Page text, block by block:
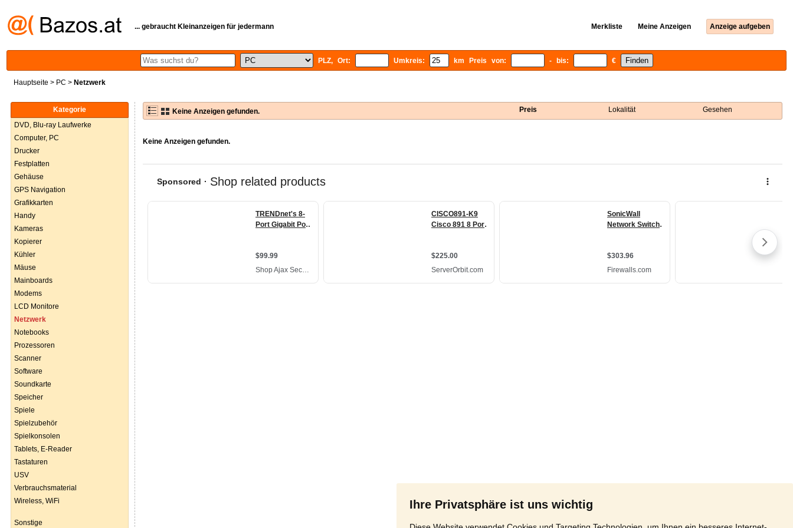
Ihre Privatsphäre ist uns wichtig
... gebraucht Kleinanzeigen für jedermann Merkliste Meine Anzeigen Anzeige aufgeben
PLZ, Ort: Umkreis: km Preis von: - bis: €
Hauptseite > PC > Netzwerk
Kategorie
DVD, Blu-ray Laufwerke
Computer, PC
Drucker
Festplatten
Gehäuse
GPS Navigation
Grafikkarten
Handy
Kameras
Kopierer
Kühler
Mäuse
Mainboards
Modems
LCD Monitore
Netzwerk
Notebooks
Prozessoren
Scanner
Software
Soundkarte
Speicher
Spiele
Spielzubehör
Spielkonsolen
Tablets, E-Reader
Tastaturen
USV
Verbrauchsmaterial
Wireless, WiFi
Sonstige
Keine Anzeigen gefunden. Preis Lokalität Gesehen
Keine Anzeigen gefunden.